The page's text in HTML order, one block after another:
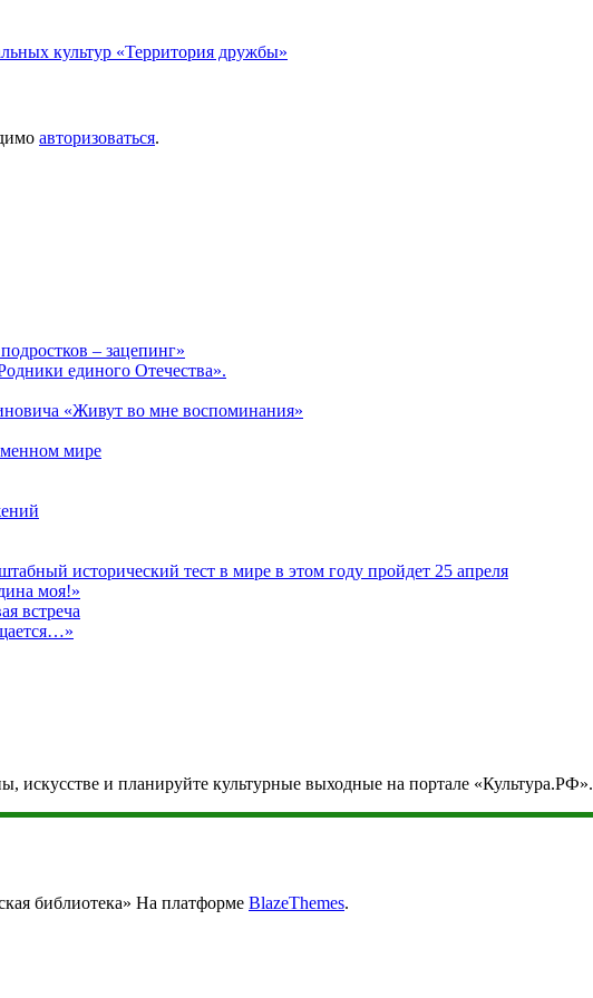
культур «Территория дружбы»
авторизоваться.
– зацепинг»
единого Отечества».
«Живут во мне воспоминания»
мире
исторический тест в мире в этом году пройдет 25 апреля
моя!»
встреча
искусстве и планируйте культурные выходные на портале «Культура.РФ».
библиотека» На платформе BlazeThemes.